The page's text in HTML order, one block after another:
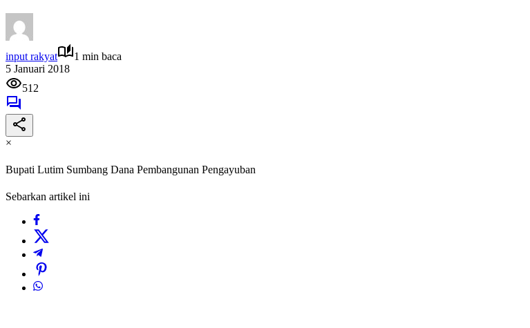
input rakyat
1 min baca
5 Januari 2018
512
×
Bupati Lutim Sumbang Dana Pembangunan Pengayuban
Sebarkan artikel ini